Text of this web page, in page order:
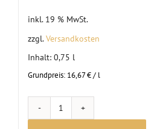
inkl. 19 % MwSt.
zzgl.Versandkosten
Inhalt: 0,75 l
Grundpreis: 16,67€/ l
MC